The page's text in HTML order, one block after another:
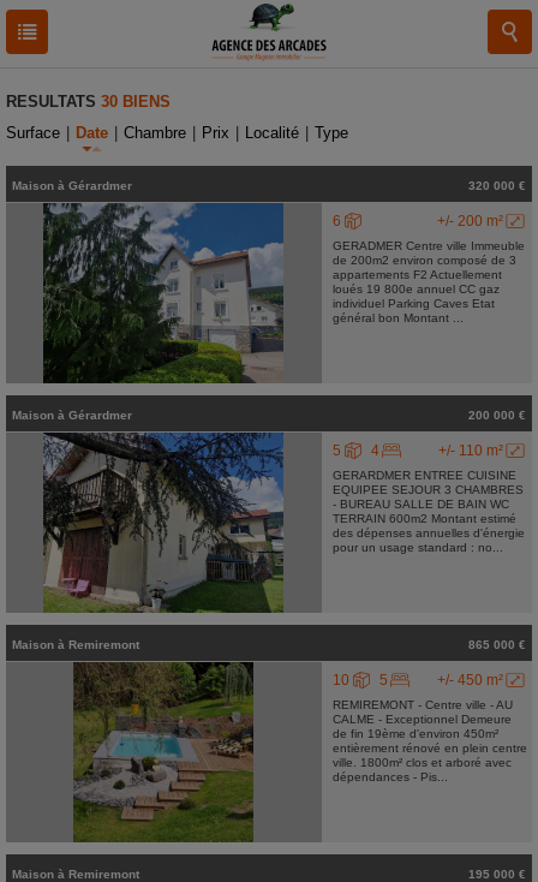
RESULTATS 30 BIENS
Surface
Date Chambre Prix Localité Type
Maison à Gérardmer 320 000 €
+/- 200 m²
6
GERADMER Centre ville Immeuble
de 200m2 environ composé de 3
appartements F2 Actuellement
loués 19 800e annuel CC gaz
individuel Parking Caves Etat
général bon Montant ...
Maison à Gérardmer 200 000 €
+/- 110 m²
5 4
GERARDMER ENTREE CUISINE
EQUIPEE SEJOUR 3 CHAMBRES
- BUREAU SALLE DE BAIN WC
TERRAIN 600m2 Montant estimé
des dépenses annuelles d'énergie
pour un usage standard : no...
Maison à Remiremont 865 000 €
+/- 450 m²
10 5
REMIREMONT - Centre ville - AU
CALME - Exceptionnel Demeure
de fin 19ème d'environ 450m²
entièrement rénové en plein centre
ville. 1800m² clos et arboré avec
dépendances - Pis...
Maison à Remiremont 195 000 €